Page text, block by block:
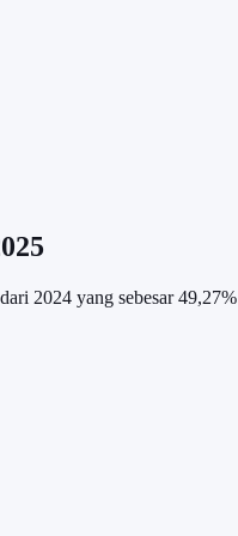
2024 yang sebesar 49,27%